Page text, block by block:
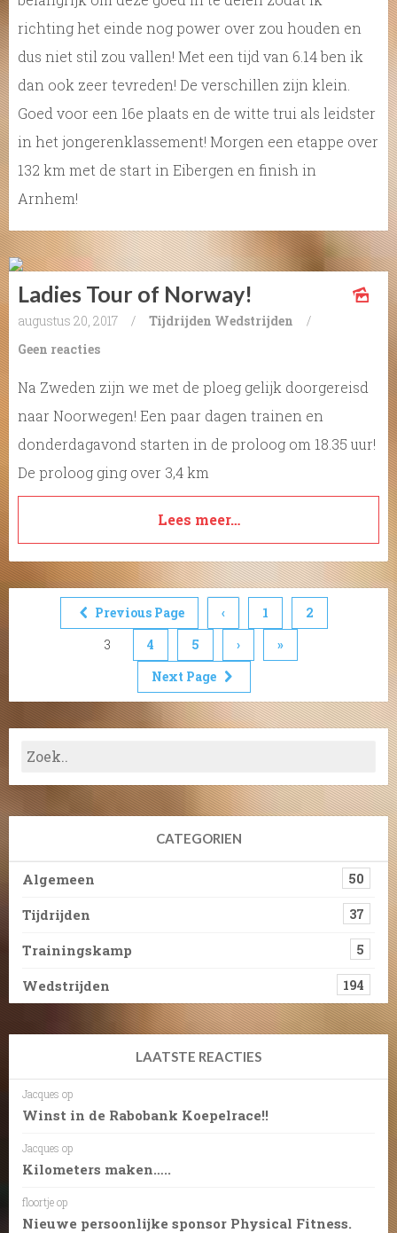
richting het einde nog power over zou houden en
dus niet stil zou vallen! Met een tijd van 6.14 ben ik
dan ook zeer tevreden! De verschillen zijn klein.
Goed voor een 16e plaats en de witte trui als leidster
in het jongerenklassement! Morgen een etappe over
132 km met de start in Eibergen en finish in
Arnhem!
Ladies Tour of Norway!
augustus 20, 2017 / Tijdrijden Wedstrijden
/
Geen reacties
Na Zweden zijn we met de ploeg gelijk doorgereisd
naar Noorwegen! Een paar dagen trainen en
donderdagavond starten in de proloog om 18.35 uur!
De proloog ging over 3,4 km
Lees meer…
Previous Page ‹ 1
2
3
4 5 ›
»
Next Page
CATEGORIEN
Algemeen 50
Tijdrijden 37
Trainingskamp 5
Wedstrijden 194
LAATSTE REACTIES
Jacques op
Winst in de Rabobank Koepelrace!!
Jacques op
Kilometers maken…..
floortjeop
Nieuwe persoonlijke sponsor Physical Fitness.